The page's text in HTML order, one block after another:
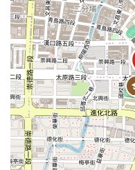
4房
屋齡
不拘
5-10 年